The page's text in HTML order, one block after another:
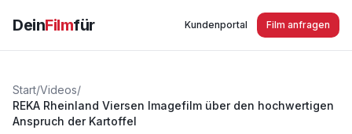
DeinFilmfür Kundenportal Film anfragen
Start/Videos/
REKA Rheinland Viersen Imagefilm über den hochwertigen
Anspruch der Kartoffel